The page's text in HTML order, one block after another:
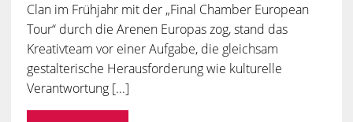
Clan im Frühjahr mit der „Final Chamber European
Tour“ durch die Arenen Europas zog, stand das
Kreativteam vor einer Aufgabe, die gleichsam
gestalterische Herausforderung wie kulturelle
Verantwortung [...]